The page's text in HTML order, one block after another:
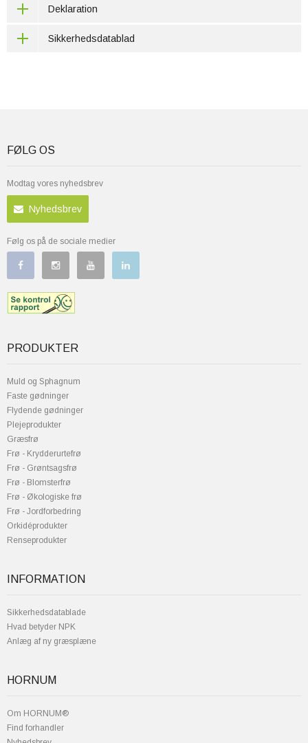
Deklaration
Sikkerhedsdatablad
FØLG OS
Modtag vores nyhedsbrev
Nyhedsbrev
Følg os på de sociale medier
PRODUKTER
Muld og Sphagnum
Faste gødninger
Flydende gødninger
Plejeprodukter
Græsfrø
Frø - Krydderurtefrø
Frø - Grøntsagsfrø
Frø - Blomsterfrø
Frø - Økologiske frø
Frø - Jordforbedring
Orkidéprodukter
Renseprodukter
INFORMATION
Sikkerhedsdatablade
Hvad betyder NPK
Anlæg af ny græsplæne
HORNUM
Om HORNUM®
Find forhandler